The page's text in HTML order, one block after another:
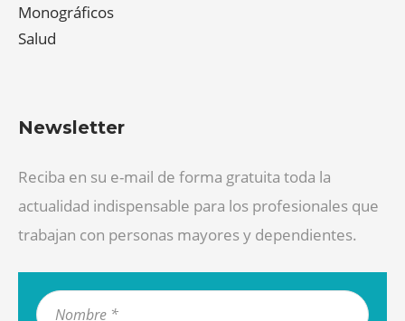
Monográficos
Salud
Newsletter
Reciba en su e-mail de forma gratuita toda la
actualidad indispensable para los profesionales que
trabajan con personas mayores y dependientes.